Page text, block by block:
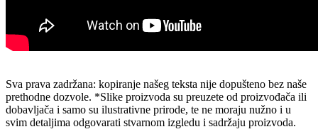
Sva prava zadržana: kopiranje našeg teksta nije dopušteno bez naše
prethodne dozvole. *Slike proizvoda su preuzete od proizvođača ili
dobavljača i samo su ilustrativne prirode, te ne moraju nužno i u
svim detaljima odgovarati stvarnom izgledu i sadržaju proizvoda.